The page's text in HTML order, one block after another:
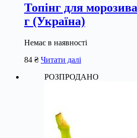
Топінг для
г (Україна)
Немає в наявності
84 ₴ Читати далі
РОЗПРОДАНО